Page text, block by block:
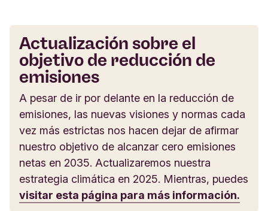
Actualización sobre el
objetivo de reducción de
emisiones
A pesar de ir por delante en la reducción de
emisiones, las nuevas visiones y normas cada
vez más estrictas nos hacen dejar de afirmar
nuestro objetivo de alcanzar cero emisiones
netas en 2035. Actualizaremos nuestra
estrategia climática en 2025. Mientras, puedes
visitar esta página para más información.